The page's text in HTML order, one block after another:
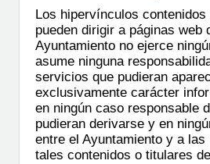
Los hipervínculos
pueden dirigir a páginas
Ayuntamiento no ejerce
asume ninguna
servicios que pudieran
exclusivamente carácter
en ningún caso responsable
pudieran derivarse y en
entre el Ayuntamiento y a
tales contenidos o titulares